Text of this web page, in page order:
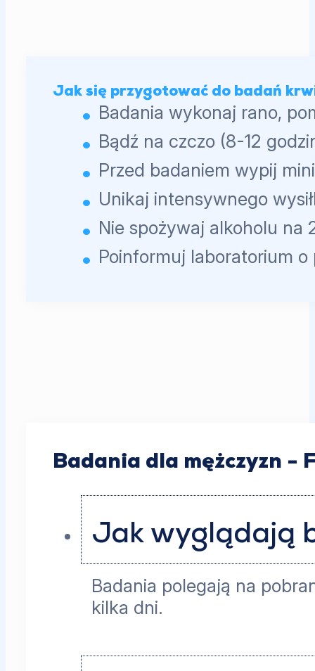
Jak się przygotować do badań
Badania wykonaj rano,
Bądź na czczo (8-12
Przed badaniem wypij
Unikaj intensywnego
Nie spożywaj alkoholu na
Poinformuj laboratorium
Badania dla mężczyzn -
Jak wyglądają
Badania polegają na
kilka dni.